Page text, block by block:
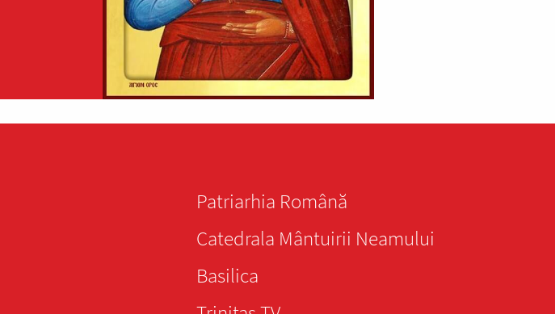
Patriarhia Română
Catedrala Mântuirii Neamului
Basilica